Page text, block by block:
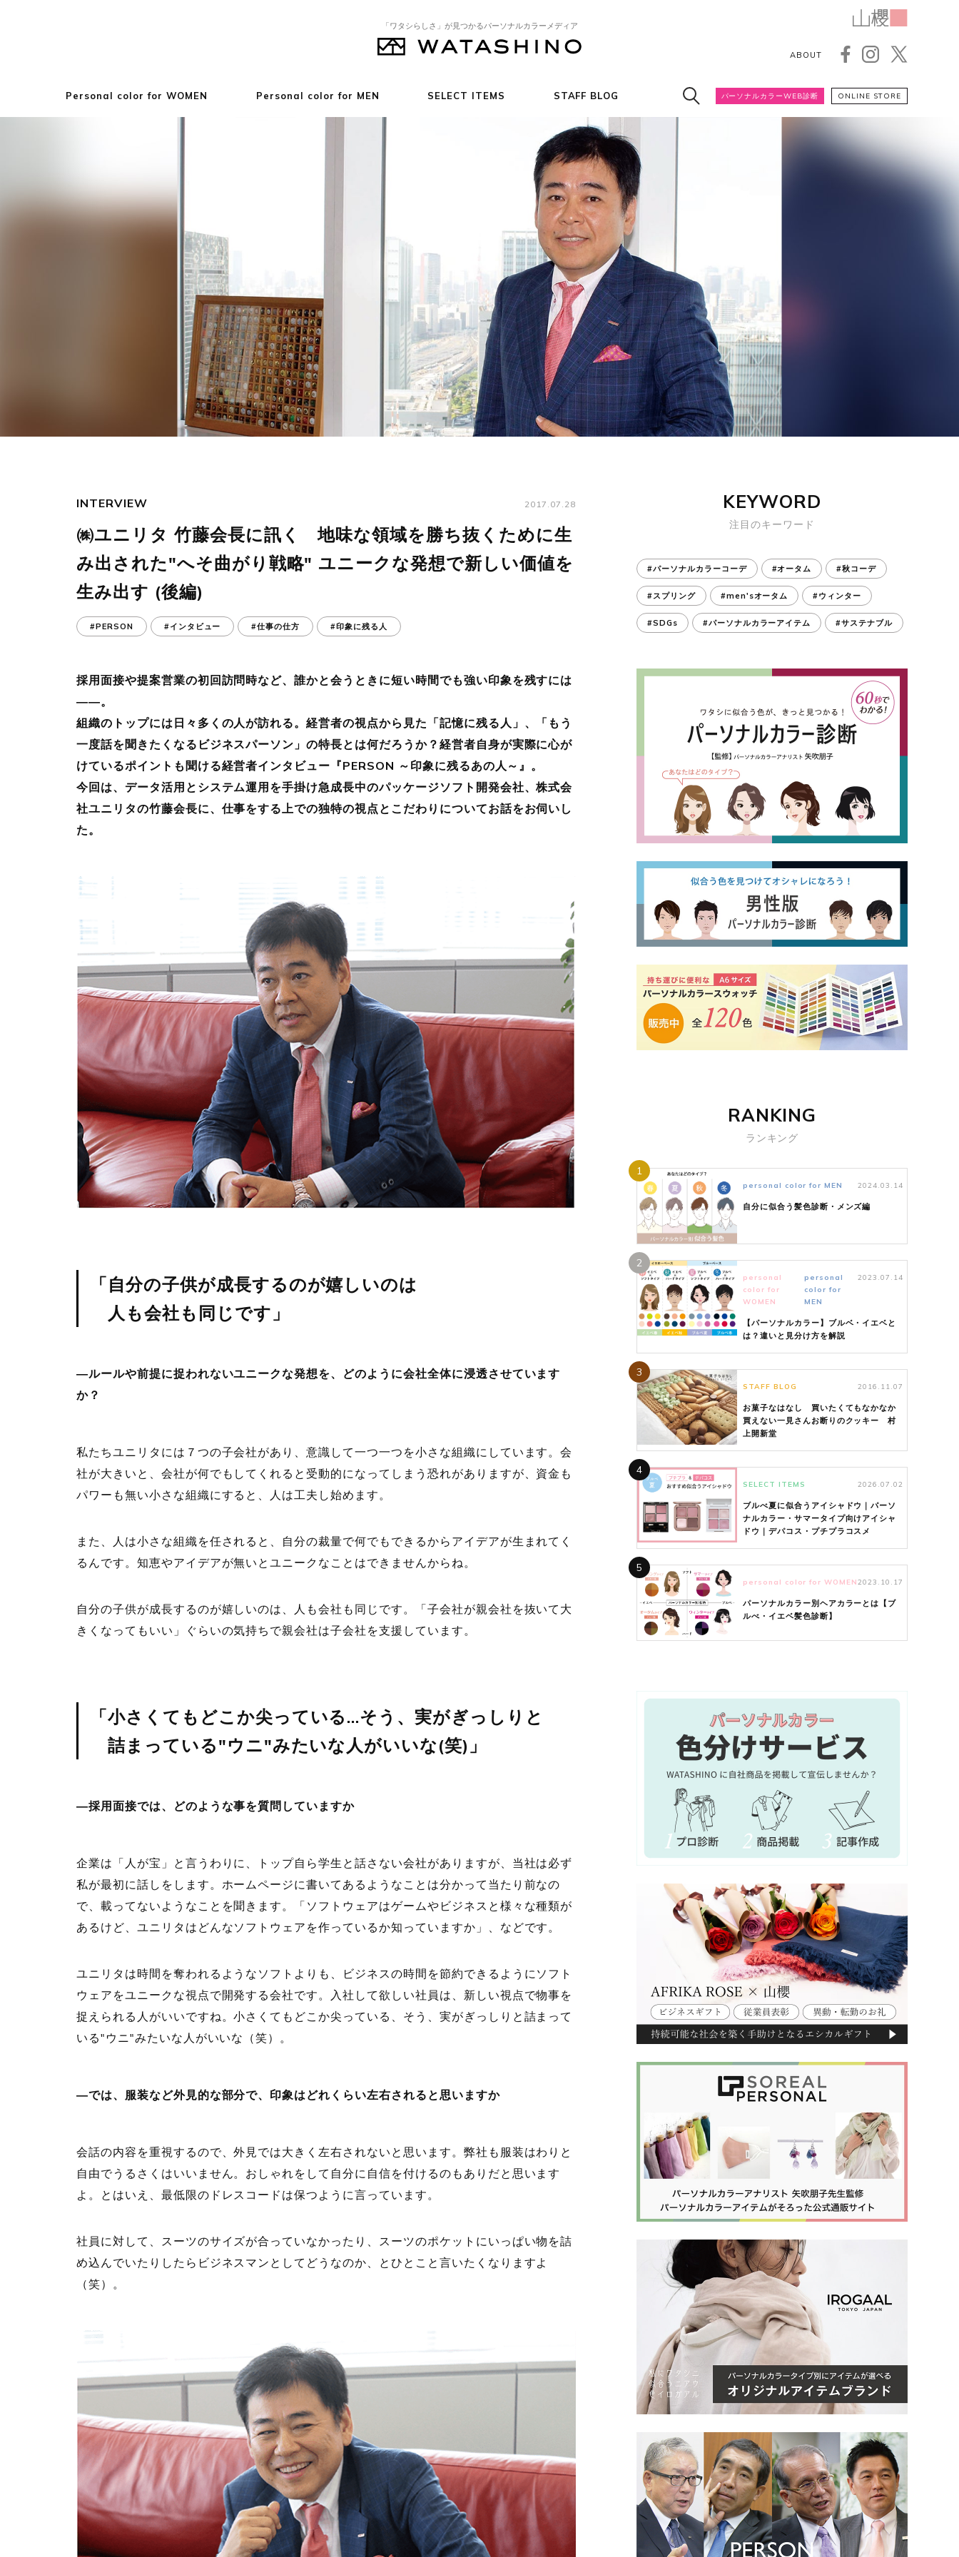
「ワタシらしさ」が見つかるパーソナルカラーメディア
ABOUT
Personal color for WOMEN Personal color for MEN SELECT ITEMS STAFF BLOG パーソナルカラーWEB診断 ONLINE STORE
INTERVIEW 2017.07.28
㈱ユニリタ 竹藤会長に訊く 地味な領域を勝ち抜くために生
み出された"へそ曲がり戦略" ユニークな発想で新しい価値を
生み出す (後編)
#PERSON #インタビュー #仕事の仕方 #印象に残る人
採用面接や提案営業の初回訪問時など、誰かと会うときに短い時間でも強い印象を残すには
――。
組織のトップには日々多くの人が訪れる。経営者の視点から見た「記憶に残る人」、「もう
一度話を聞きたくなるビジネスパーソン」の特長とは何だろうか？経営者自身が実際に心が
けているポイントも聞ける経営者インタビュー『PERSON ～印象に残るあの人～』。
今回は、データ活用とシステム運用を手掛け急成長中のパッケージソフト開発会社、株式会
社ユニリタの竹藤会長に、仕事をする上での独特の視点とこだわりについてお話をお伺いし
た。
「自分の子供が成長するのが嬉しいのは
人も会社も同じです」
―ルールや前提に捉われないユニークな発想を、どのように会社全体に浸透させています
か？
私たちユニリタには７つの子会社があり、意識して一つ一つを小さな組織にしています。会
社が大きいと、会社が何でもしてくれると受動的になってしまう恐れがありますが、資金も
パワーも無い小さな組織にすると、人は工夫し始めます。
また、人は小さな組織を任されると、自分の裁量で何でもできるからアイデアが生まれてく
るんです。知恵やアイデアが無いとユニークなことはできませんからね。
自分の子供が成長するのが嬉しいのは、人も会社も同じです。「子会社が親会社を抜いて大
きくなってもいい」ぐらいの気持ちで親会社は子会社を支援しています。
「小さくてもどこか尖っている…そう、実がぎっしりと
詰まっている"ウニ"みたいな人がいいな(笑)」
―採用面接では、どのような事を質問していますか
企業は「人が宝」と言うわりに、トップ自ら学生と話さない会社がありますが、当社は必ず
私が最初に話しをします。ホームページに書いてあるようなことは分かって当たり前なの
で、載ってないようなことを聞きます。「ソフトウェアはゲームやビジネスと様々な種類が
あるけど、ユニリタはどんなソフトウェアを作っているか知っていますか」、などです。
ユニリタは時間を奪われるようなソフトよりも、ビジネスの時間を節約できるようにソフト
ウェアをユニークな視点で開発する会社です。入社して欲しい社員は、新しい視点で物事を
捉えられる人がいいですね。小さくてもどこか尖っている、そう、実がぎっしりと詰まって
いる"ウニ"みたいな人がいいな（笑）。
―では、服装など外見的な部分で、印象はどれくらい左右されると思いますか
会話の内容を重視するので、外見では大きく左右されないと思います。弊社も服装はわりと
自由でうるさくはいいません。おしゃれをして自分に自信を付けるのもありだと思います
よ。とはいえ、最低限のドレスコードは保つように言っています。
社員に対して、スーツのサイズが合っていなかったり、スーツのポケットにいっぱい物を詰
め込んでいたりしたらビジネスマンとしてどうなのか、とひとこと言いたくなりますよ
（笑）。
KEYWORD
注目のキーワード
#パーソナルカラーコーデ #オータム #秋コーデ
#スプリング #men'sオータム #ウィンター
#SDGs #パーソナルカラーアイテム #サステナブル
RANKING
ランキング
1
personal color for MEN 2024.03.14
自分に似合う髪色診断・メンズ編
2
personal
color for
WOMEN
personal
color for
MEN
2023.07.14
【パーソナルカラー】ブルベ・イエベと
は？違いと見分け方を解説
3
STAFF BLOG 2016.11.07
お菓子なはなし 買いたくてもなかなか
買えない一見さんお断りのクッキー 村
上開新堂
4
SELECT ITEMS 2026.07.02
ブルべ夏に似合うアイシャドウ｜パーソ
ナルカラー・サマータイプ向けアイシャ
ドウ｜デパコス・プチプラコスメ
5
personal color for WOMEN2023.10.17
パーソナルカラー別ヘアカラーとは【ブ
ルべ・イエベ髪色診断】